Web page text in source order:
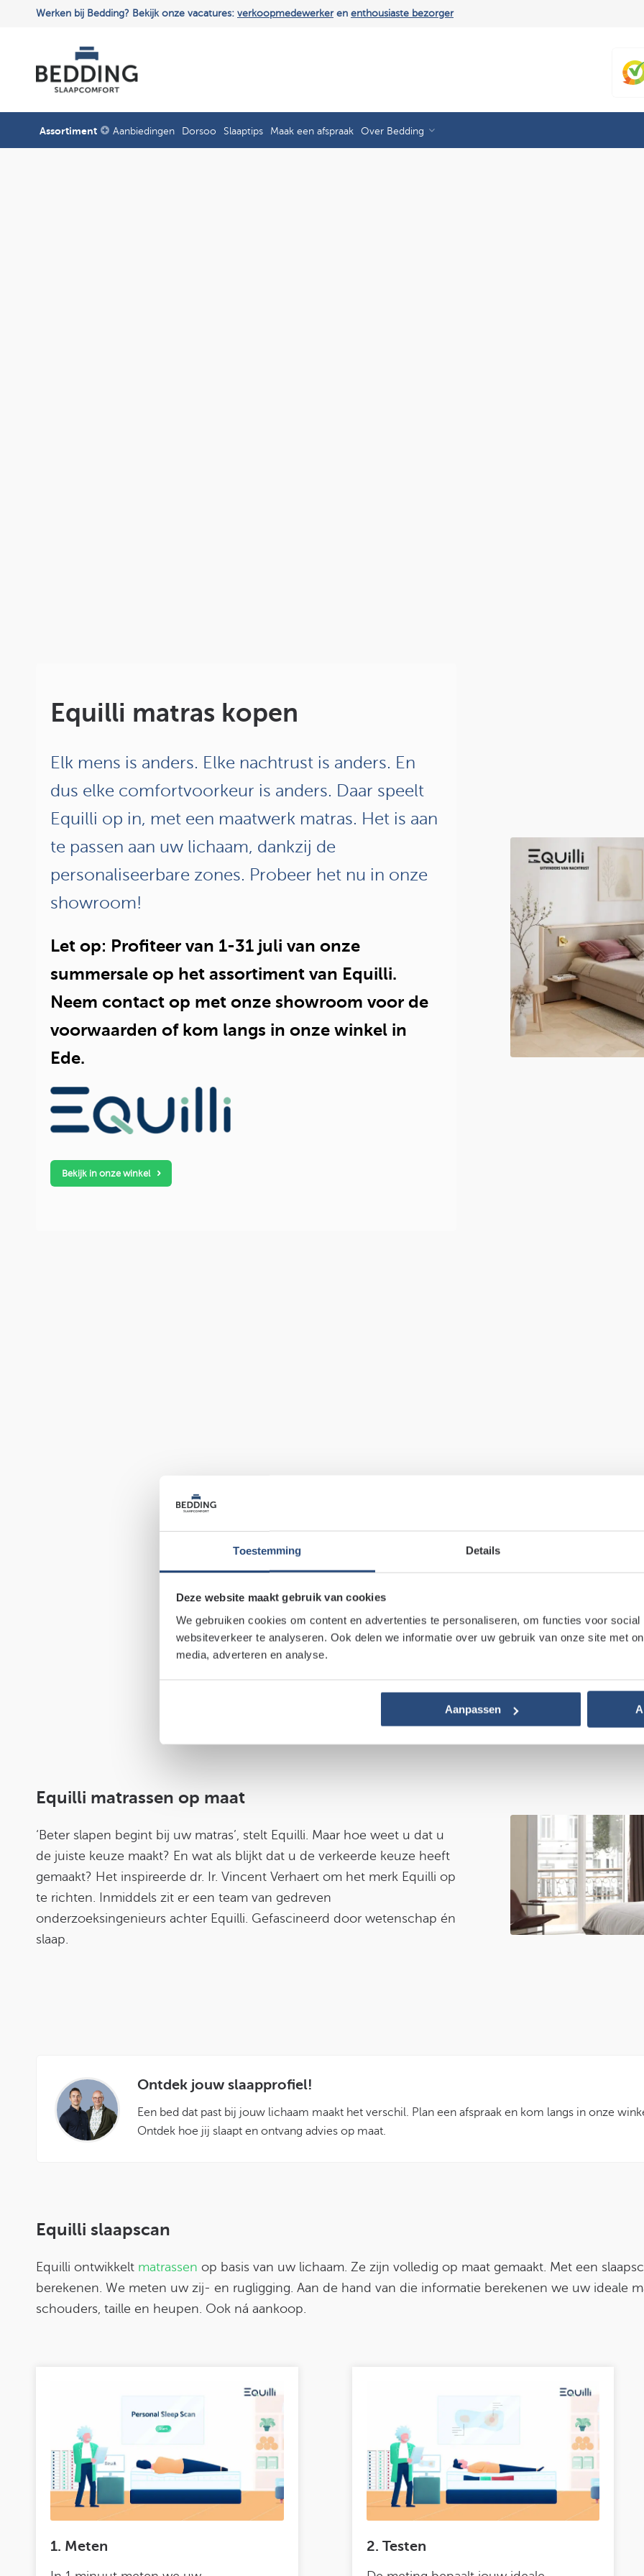
Toestemming Details
Deze website maakt gebruik van cookies
We gebruiken cookies om content en advertenties te personaliseren, om functies voor
websiteverkeer te analyseren. Ook delen we informatie over uw gebruik van onze site met
media, adverteren en analyse.
Aanpassen
Werken bij Bedding? Bekijk onze vacatures: verkoopmedewerkeren enthousiaste bezorger
Assortiment Aanbiedingen Dorsoo Slaaptips Maak een afspraak Over Bedding
Equilli matras kopen
Elk mens is anders. Elke nachtrust is anders. En
dus elke comfortvoorkeur is anders. Daar speelt
Equilli op in, met een maatwerk matras. Het is aan
te passen aan uw lichaam, dankzij de
personaliseerbare zones. Probeer het nu in onze
showroom!
Let op: Profiteer van 1-31 juli van onze
summersale op het assortiment van Equilli.
Neem contact op met onze showroom voor de
voorwaarden of kom langs in onze winkel in
Ede.
Bekijk in onze winkel
Equilli matrassen op maat
‘Beter slapen begint bij uw matras’, stelt Equilli. Maar hoe weet u dat u
de juiste keuze maakt? En wat als blijkt dat u de verkeerde keuze heeft
gemaakt? Het inspireerde dr. Ir. Vincent Verhaert om het merk Equilli op
te richten. Inmiddels zit er een team van gedreven
onderzoeksingenieurs achter Equilli. Gefascineerd door wetenschap én
slaap.
Ontdek jouw slaapprofiel!
Een bed dat past bij jouw lichaam maakt het verschil. Plan een afspraak en kom langs in onze
Ontdek hoe jij slaapt en ontvang advies op maat.
Equilli slaapscan
Equilli ontwikkelt matrassen op basis van uw lichaam. Ze zijn volledig op maat gemaakt. Met een
berekenen. We meten uw zij- en rugligging. Aan de hand van die informatie berekenen we uw ideale
schouders, taille en heupen. Ook ná aankoop.
1. Meten 2. Testen